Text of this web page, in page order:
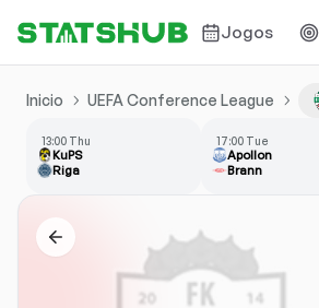
Jogos
Inicio UEFA Conference League
13:00 Thu
KuPS
Riga
17:00 Tue
Apollon
Brann